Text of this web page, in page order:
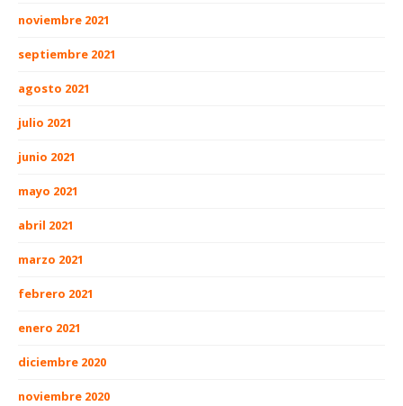
noviembre 2021
septiembre 2021
agosto 2021
julio 2021
junio 2021
mayo 2021
abril 2021
marzo 2021
febrero 2021
enero 2021
diciembre 2020
noviembre 2020